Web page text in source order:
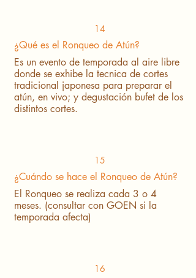
14
¿Qué es el Ronqueo de Atún?
Es un evento de temporada al aire libre
donde se exhibe la tecnica de cortes
tradicional japonesa para preparar el
atún, en vivo; y degustación bufet de los
distintos cortes.
15
¿Cuándo se hace el Ronqueo de Atún?
El Ronqueo se realiza cada 3 o 4
meses. (consultar con GOEN si la
temporada afecta)
16